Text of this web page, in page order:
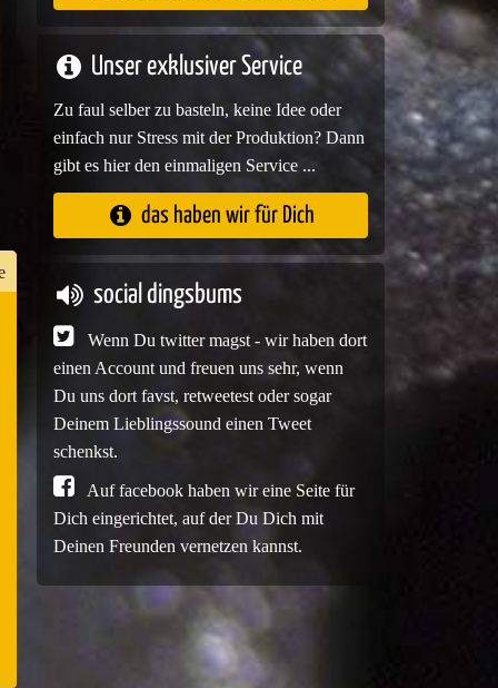
Unser exklusiver Service
Zu faul selber zu basteln, keine Idee oder
einfach nur Stress mit der Produktion? Dann
gibt es hier den einmaligen Service ...
das haben wir für Dich
social dingsbums
Wenn Du twitter magst - wir haben dort
einen Account und freuen uns sehr, wenn
Du uns dort favst, retweetest oder sogar
Deinem Lieblingssound einen Tweet
schenkst.
Auf facebook haben wir eine Seite für
Dich eingerichtet, auf der Du Dich mit
Deinen Freunden vernetzen kannst.